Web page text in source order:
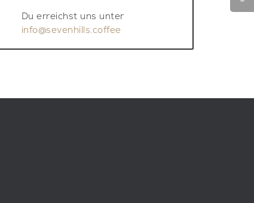
Du erreichst uns unter
info@sevenhills.coffee